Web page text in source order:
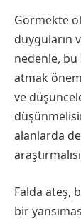
Görmekte
duyguların
nedenle,
atmak
ve
alanlarda
Falda ateş,
bir